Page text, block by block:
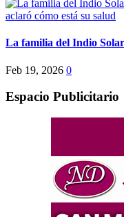
La familia del Indio
Feb 19, 2026 0
Espacio Publicitario